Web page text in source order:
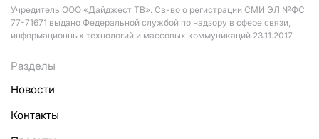
Учредитель ООО «Дайджест ТВ». Св-во о регистрации СМИ ЭЛ №ФС
77-71671 выдано Федеральной службой по надзору в сфере связи,
информационных технологий и массовых коммуникаций 23.11.2017
Разделы
Новости
Контакты